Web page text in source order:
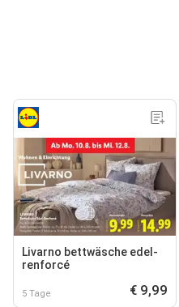
Livarno bettwäsche edel-
renforcé
5 Tage € 9,99